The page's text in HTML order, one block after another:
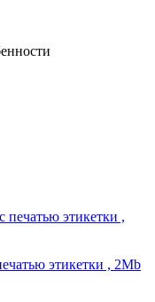
этикетки , 2Mb